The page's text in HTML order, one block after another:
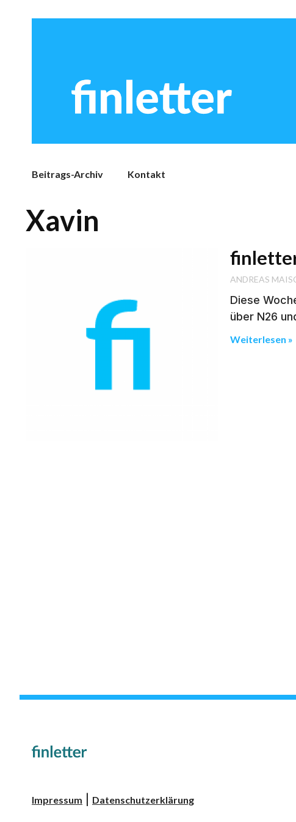
Beitrags-Archiv Kontakt
Xavin
ANDREAS
Diese
über N26
Weiterlesen »
Impressum Datenschutzerklärung